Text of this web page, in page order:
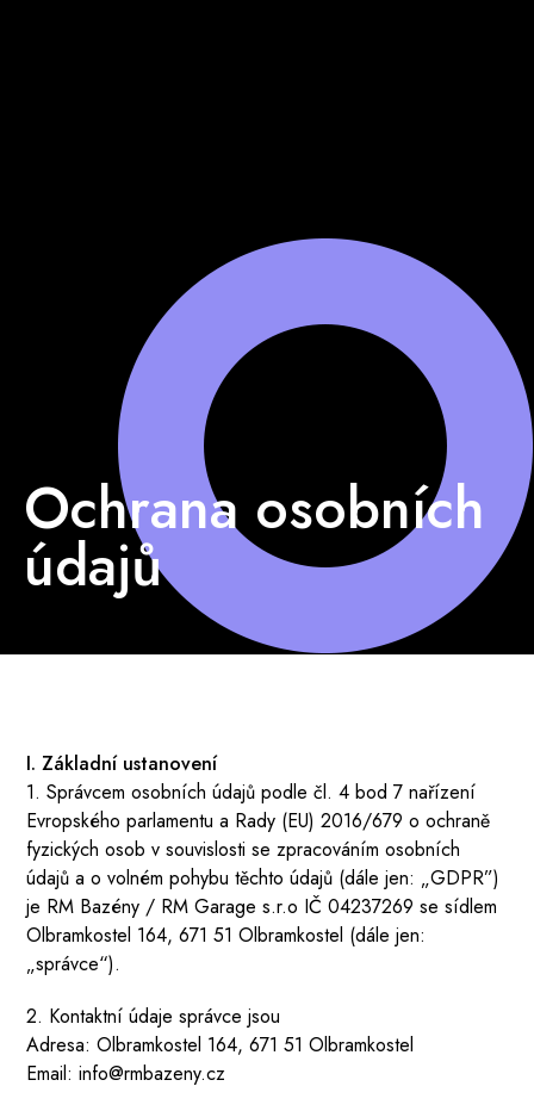
Ochrana osobních
údajů
I. Základní ustanovení
1. Správcem osobních údajů podle čl. 4 bod 7 nařízení
Evropského parlamentu a Rady (EU) 2016/679 o ochraně
fyzických osob v souvislosti se zpracováním osobních
údajů a o volném pohybu těchto údajů (dále jen: „GDPR”)
je RM Bazény / RM Garage s.r.o IČ 04237269 se sídlem
Olbramkostel 164, 671 51 Olbramkostel (dále jen:
„správce“).
2. Kontaktní údaje správce jsou
Adresa: Olbramkostel 164, 671 51 Olbramkostel
Email: info@rmbazeny.cz